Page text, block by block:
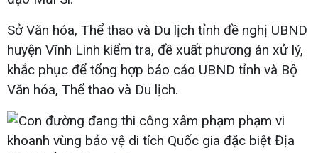
Sở Văn hóa, Thể thao và Du lịch tỉnh đề nghị UBND
huyện Vĩnh Linh kiểm tra, đề xuất phương án xử lý,
khắc phục để tổng hợp báo cáo UBND tỉnh và Bộ
Văn hóa, Thể thao và Du lịch.